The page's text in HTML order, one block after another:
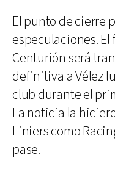
El punto de cierre
especulaciones.
Centurión será
definitiva a Vélez
club durante el
La noticia la
Liniers como
pase.